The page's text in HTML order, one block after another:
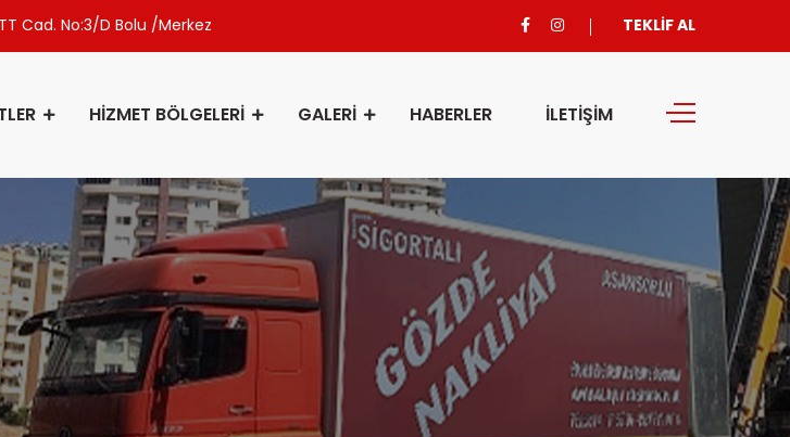
Cad. No:3/D Bolu /Merkez TEKLİF AL
HİZMET BÖLGELERİ GALERİ HABERLER İLETİŞİM